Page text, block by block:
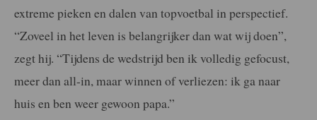
extreme pieken en dalen van topvoetbal in perspectief.
“Zoveel in het leven is belangrijker dan wat wij doen”,
zegt hij. “Tijdens de wedstrijd ben ik volledig gefocust,
meer dan all-in, maar winnen of verliezen: ik ga naar
huis en ben weer gewoon papa.”